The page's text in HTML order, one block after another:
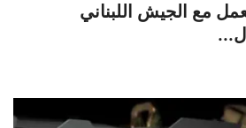
مع الجيش اللبناني